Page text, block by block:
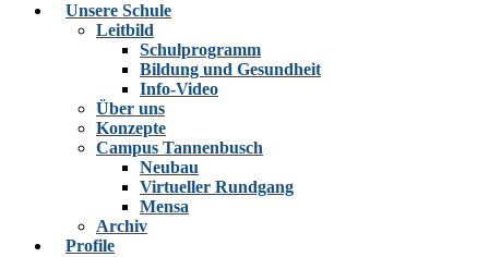
Unsere Schule
Leitbild
Schulprogramm
Bildung und Gesundheit
Info-Video
Über uns
Konzepte
Campus Tannenbusch
Neubau
Virtueller Rundgang
Mensa
Archiv
Profile